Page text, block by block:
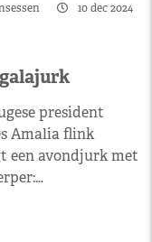
10 dec 2024
president
Amalia flink
een avondjurk met